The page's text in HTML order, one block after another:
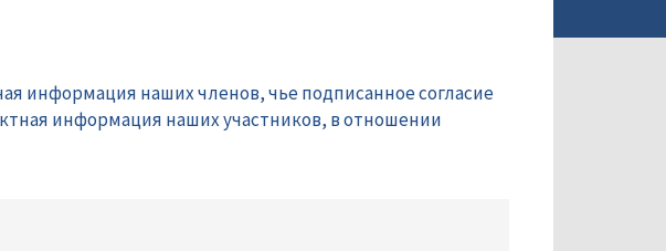
информация наших членов, чье подписанное согласие
информация наших участников, в отношении